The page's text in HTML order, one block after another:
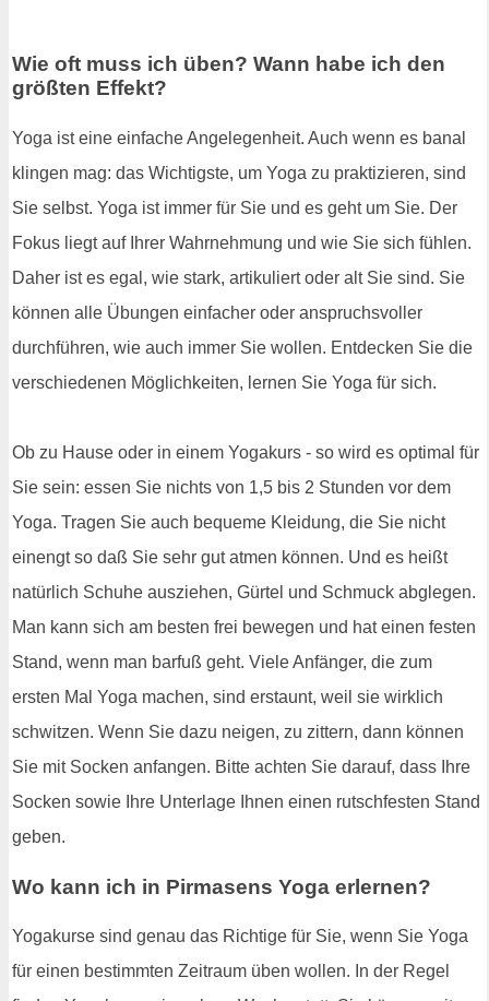
Wie oft muss ich üben? Wann habe ich den
größten Effekt?
Yoga ist eine einfache Angelegenheit. Auch wenn es banal
klingen mag: das Wichtigste, um Yoga zu praktizieren, sind
Sie selbst. Yoga ist immer für Sie und es geht um Sie. Der
Fokus liegt auf Ihrer Wahrnehmung und wie Sie sich fühlen.
Daher ist es egal, wie stark, artikuliert oder alt Sie sind. Sie
können alle Übungen einfacher oder anspruchsvoller
durchführen, wie auch immer Sie wollen. Entdecken Sie die
verschiedenen Möglichkeiten, lernen Sie Yoga für sich.
Ob zu Hause oder in einem Yogakurs - so wird es optimal für
Sie sein: essen Sie nichts von 1,5 bis 2 Stunden vor dem
Yoga. Tragen Sie auch bequeme Kleidung, die Sie nicht
einengt so daß Sie sehr gut atmen können. Und es heißt
natürlich Schuhe ausziehen, Gürtel und Schmuck abglegen.
Man kann sich am besten frei bewegen und hat einen festen
Stand, wenn man barfuß geht. Viele Anfänger, die zum
ersten Mal Yoga machen, sind erstaunt, weil sie wirklich
schwitzen. Wenn Sie dazu neigen, zu zittern, dann können
Sie mit Socken anfangen. Bitte achten Sie darauf, dass Ihre
Socken sowie Ihre Unterlage Ihnen einen rutschfesten Stand
geben.
Wo kann ich in Pirmasens Yoga erlernen?
Yogakurse sind genau das Richtige für Sie, wenn Sie Yoga
für einen bestimmten Zeitraum üben wollen. In der Regel